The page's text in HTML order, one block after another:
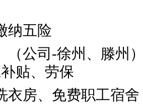
纳五险
（公司-徐州、滕州
贴、劳保
衣房、免费职工宿舍